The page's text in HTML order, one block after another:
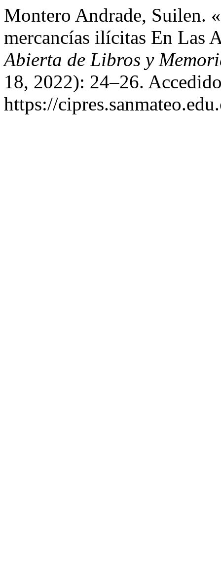
Montero Andrade, Suilen.
mercancías ilícitas En Las
Abierta de Libros y
18, 2022): 24–26.
https://